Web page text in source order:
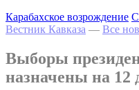
Карабахское возрождение
Вестник Кавказа — Все
Выборы
назначены на 12